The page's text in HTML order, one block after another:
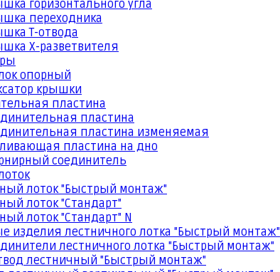
горизонтального угла
переходника
Т-отвода
Х-разветвителя
опорный
крышки
пластина
пластина
пластина изменяемая
пластина на дно
соединитель
лоток "Быстрый монтаж"
лоток "Стандарт"
лоток "Стандарт" N
изделия лестничного лотка "Быстрый монтаж"
лестничного лотка "Быстрый монтаж"
лестничный "Быстрый монтаж"